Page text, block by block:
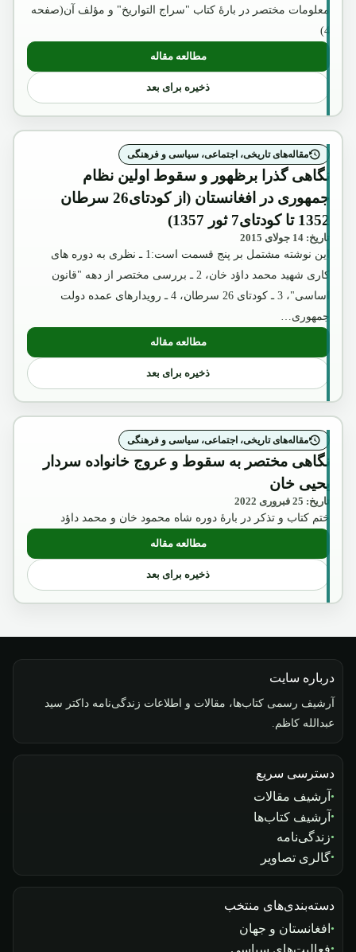
معلومات مختصر در بارۀ کتاب "سراج التواریخ" و مؤلف آن(صفحه
4)
مطالعه مقاله: نگاهی به رویدادهای تاریخی:
ذخیره برای بعد
مقاله‌های تاریخی، اجتماعی، سیاسی و فرهنگی
نگاهی گذرا برظهور و سقوط اولین نظام
جمهوری در افغانستان (از کودتای26 سرطان
1352 تا کودتای7 ثور 1357)
تاریخ: 14 جولای 2015
این نوشته مشتمل بر پنج قسمت است:1 ـ نظری به دوره های
کاری شهید محمد داؤد خان، 2 ـ بررسی مختصر از دهه "قانون
اساسی"، 3 ـ کودتای 26 سرطان، 4 ـ رویدارهای عمده دولت
جمهوری…
مطالعه مقاله: نگاهی گذرا برظهور و سقوط اولین نظام جمهوری در
ذخیره برای بعد
مقاله‌های تاریخی، اجتماعی، سیاسی و فرهنگی
نگاهی مختصر به سقوط و عروج خانواده سردار
یحیی خان
تاریخ: 25 فبروری 2022
ختم کتاب و تذکر در بارۀ دوره شاه محمود خان و محمد داؤد
مطالعه مقاله: نگاهی مختصر به سقوط و عروج خانواده
ذخیره برای بعد
درباره سایت
آرشیف رسمی کتاب‌ها، مقالات و اطلاعات زندگی‌نامه داکتر سید
عبدالله کاظم.
دسترسی سریع
آرشیف مقالات
آرشیف کتاب‌ها
زندگی‌نامه
گالری تصاویر
دسته‌بندی‌های منتخب
افغانستان و جهان
فعالیت‌های سیاسی